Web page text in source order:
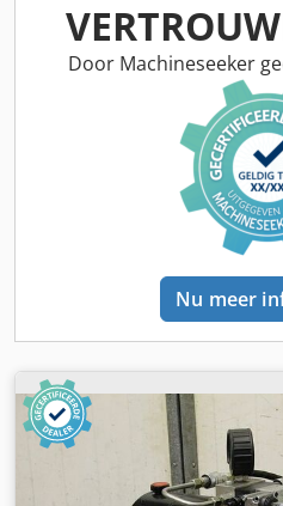
Door Machineseeker
Nu meer